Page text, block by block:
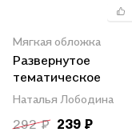
Мягкая обложка
Развернутое
тематическое
планирование по
программе "Планета
знаний". 2 класс
Наталья Лободина
292 ₽ 239 ₽